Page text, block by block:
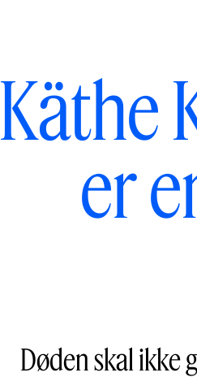
Käthe
er
Døden skal ikke